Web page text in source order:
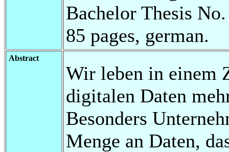
Bachelor Thesis
85 pages, german.
Abstract
Wir leben in einem
digitalen Daten
Besonders
Menge an Daten,